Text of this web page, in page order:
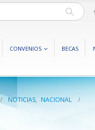
CONVENIOS BECAS
NOTICIAS, NACIONAL